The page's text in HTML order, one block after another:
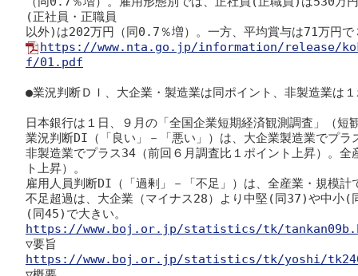
(正社員・正職員
https://www.nta.go.jp/information/release/
f/01.pdf
●業況判断ＤＩ、大企業・製造業は同ポイント、非製造業は
日本銀行は１日、９月の「全国企業短期経済観測調査」（短
業況判断DI（「良い」－「悪い」）は、大企業製造業でプ
非製造業でプラス34（前回６月調査比１ポイント上昇）。
ト上昇）。
雇用人員判断DI（「過剰」－「不足」）は、全産業・規模
不足超過は、大企業（マイナス28）より中堅(同37)や中小
https://www.boj.or.jp/statistics/tk/
https://www.boj.or.jp/statistics/tk/yoshi/